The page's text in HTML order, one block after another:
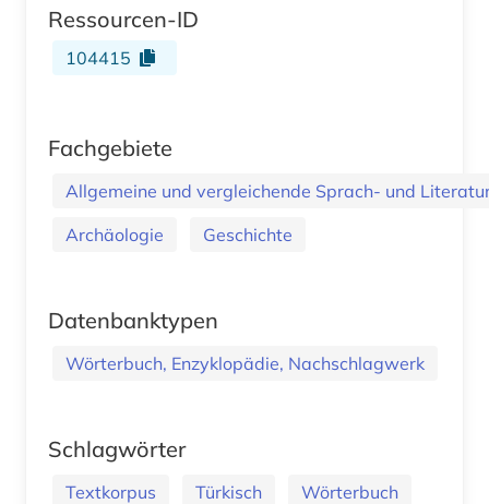
Ressourcen-ID
104415
Fachgebiete
Allgemeine und vergleichende Sprach- und
Archäologie
Geschichte
Datenbanktypen
Wörterbuch, Enzyklopädie, Nachschlagwerk
Schlagwörter
Textkorpus Türkisch
Wörterbuch